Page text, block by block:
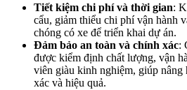
Tiết kiệm chi phí và thời gian:
cẩu, giảm thiểu chi phí vận hành
chóng có xe để triển khai dự án.
Đảm bảo an toàn và chính xác:
được kiểm định chất lượng, vận
viên giàu kinh nghiệm, giúp nâng
xác và hiệu quả.